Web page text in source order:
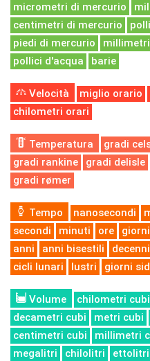
micrometri di mercurio
centimetri di mercurio
piedi di mercurio
pollici d'acqua
barie
Velocità miglio orario
chilometri orari
Temperatura gradi
gradi rankine
gradi delisle
gradi rømer
Tempo nanosecondi
secondi
minuti ore giorni
anni
anni bisestili decenni
cicli lunari
lustri giorni
Volume chilometri cubi
decametri cubi
metri cubi
centimetri cubi
millimetri
megalitri
chilolitri ettolitri